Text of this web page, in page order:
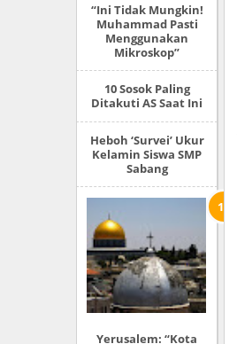
“Ini Tidak Mungkin!
Muhammad Pasti
Menggunakan
Mikroskop”
10 Sosok Paling
Ditakuti AS Saat Ini
Heboh ‘Survei’ Ukur
Kelamin Siswa SMP
Sabang
Yerusalem: “Kota